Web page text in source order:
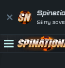
Siirry